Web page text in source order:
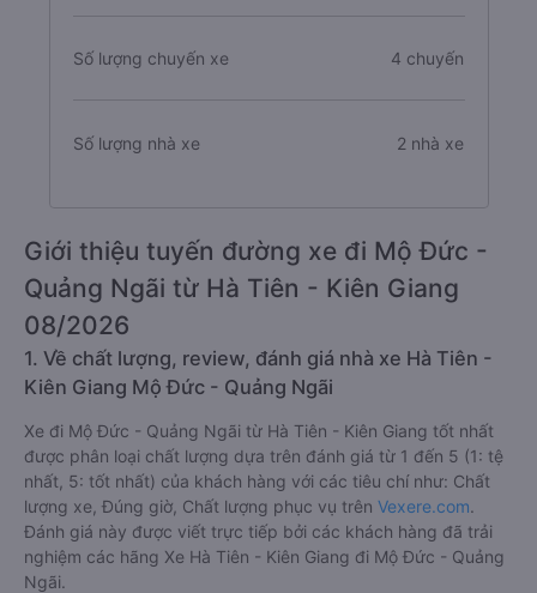
Số lượng chuyến xe 4 chuyến
Số lượng nhà xe 2 nhà xe
Giới thiệu tuyến đường xe đi Mộ Đức -
Quảng Ngãi từ Hà Tiên - Kiên Giang
08/2026
1. Về chất lượng, review, đánh giá nhà xe Hà Tiên -
Kiên Giang Mộ Đức - Quảng Ngãi
Xe đi Mộ Đức - Quảng Ngãi từ Hà Tiên - Kiên Giang tốt nhất
được phân loại chất lượng dựa trên đánh giá từ 1 đến 5 (1: tệ
nhất, 5: tốt nhất) của khách hàng với các tiêu chí như: Chất
lượng xe, Đúng giờ, Chất lượng phục vụ trên Vexere.com.
Đánh giá này được viết trực tiếp bởi các khách hàng đã trải
nghiệm các hãng Xe Hà Tiên - Kiên Giang đi Mộ Đức - Quảng
Ngãi.